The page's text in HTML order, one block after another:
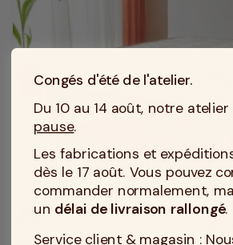
MADE IN TOURCOING
Congés d'été de l'atelier.
Du 10 au 14 août, notre
pause.
Les fabrications et
dès le 17 août. Vous pouvez
commander normalement,
un délai de livraison rallongé.
Service client & magasin :